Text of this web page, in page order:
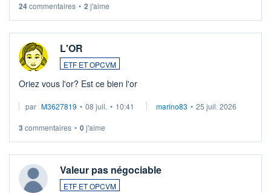
24commentaires • 2 j'aime
L'OR
ETF ET OPCVM
Oriez vous l'or? Est ce bien l'or
par M3627819 • 08 juil. • 10:41 marino83 • 25 juil. 2026
3 commentaires • 0j'aime
Valeur pas négociable
ETF ET OPCVM